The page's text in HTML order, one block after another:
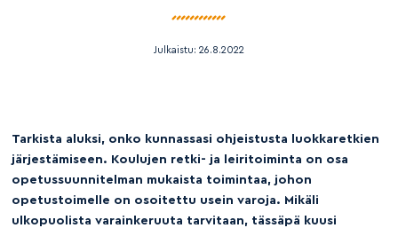
Julkaistu: 26.8.2022
Tarkista aluksi, onko kunnassasi ohjeistusta luokkaretkien
järjestämiseen. Koulujen retki- ja leiritoiminta on osa
opetussuunnitelman mukaista toimintaa, johon
opetustoimelle on osoitettu usein varoja. Mikäli
ulkopuolista varainkeruuta tarvitaan, tässäpä kuusi